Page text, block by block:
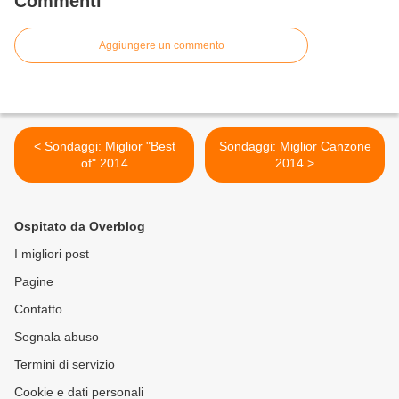
Aggiungere un commento
< Sondaggi: Miglior "Best
of" 2014
Sondaggi: Miglior Canzone
2014 >
Ospitato da Overblog
I migliori post
Pagine
Contatto
Segnala abuso
Termini di servizio
Cookie e dati personali